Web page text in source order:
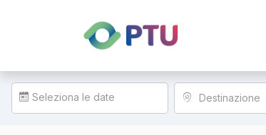
Seleziona le date Destinazione